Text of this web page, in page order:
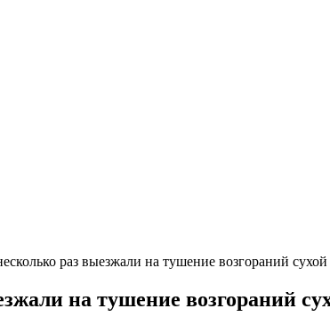
раз выезжали на тушение возгораний
на тушение возгораний